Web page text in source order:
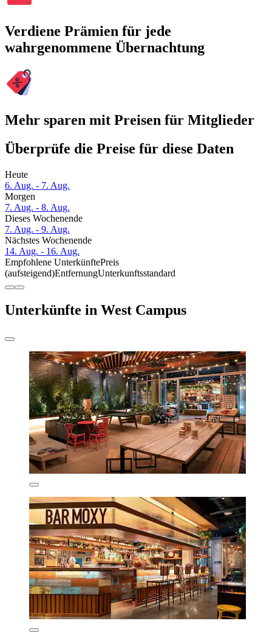
Verdiene Prämien für jede
wahrgenommene Übernachtung
Mehr sparen mit Preisen für Mitglieder
Überprüfe die Preise für diese Daten
Heute
6. Aug. - 7. Aug.
Morgen
7. Aug. - 8. Aug.
Dieses Wochenende
7. Aug. - 9. Aug.
Nächstes Wochenende
14. Aug. - 16. Aug.
Empfohlene UnterkünftePreis
(aufsteigend)EntfernungUnterkunftsstandard
Unterkünfte in West Campus